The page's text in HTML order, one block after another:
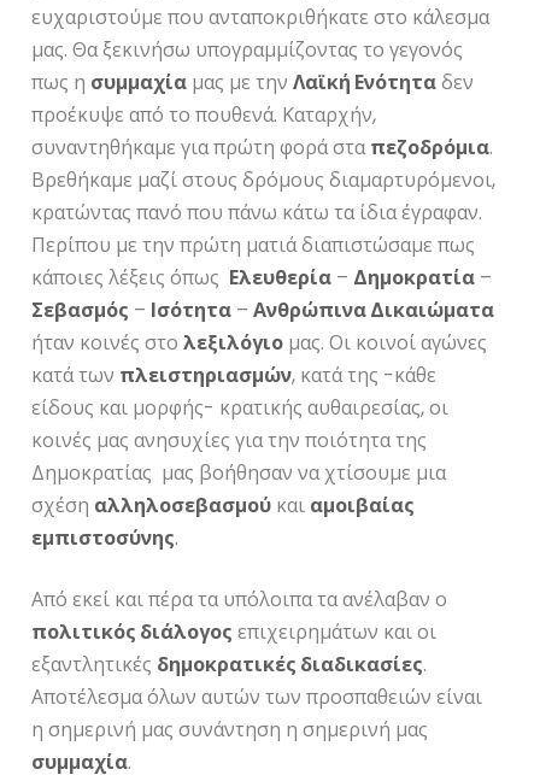
ευχαριστούμε που ανταποκριθήκατε στο κάλεσμα
μας. Θα ξεκινήσω υπογραμμίζοντας το γεγονός
πως η συμμαχία μας με τηνΛαϊκή Ενότηταδεν
προέκυψε από το πουθενά. Καταρχήν,
συναντηθήκαμε για πρώτη φορά σταπεζοδρόμια.
Βρεθήκαμε μαζί στους δρόμους διαμαρτυρόμενοι,
κρατώντας πανό που πάνω κάτω τα ίδια έγραφαν.
Περίπου με την πρώτη ματιά διαπιστώσαμε πως
κάποιες λέξεις όπως Ελευθερία – Δημοκρατία –
Σεβασμός – Ισότητα –Ανθρώπινα Δικαιώματα
ήταν κοινές στολεξιλόγιο μας. Οι κοινοί αγώνες
κατά των πλειστηριασμών, κατά της -κάθε
είδους και μορφής- κρατικής αυθαιρεσίας, οι
κοινές μας ανησυχίες για την ποιότητα της
Δημοκρατίας μας βοήθησαν να χτίσουμε μια
σχέση αλληλοσεβασμού και αμοιβαίας
εμπιστοσύνης.
Από εκεί και πέρα τα υπόλοιπα τα ανέλαβαν ο
πολιτικός διάλογος επιχειρημάτων και οι
εξαντλητικές δημοκρατικές διαδικασίες.
Αποτέλεσμα όλων αυτών των προσπαθειών είναι
η σημερινή μας συνάντηση η σημερινή μας
συμμαχία.